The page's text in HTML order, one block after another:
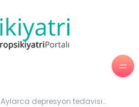
Aylarca depresyon tedavisi